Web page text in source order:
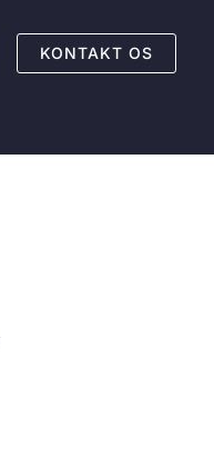
KONTAKT OS